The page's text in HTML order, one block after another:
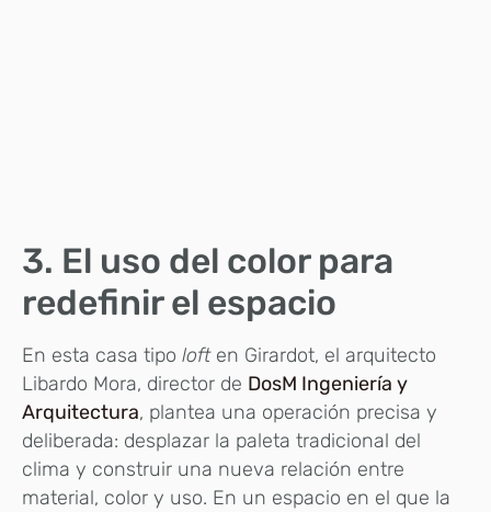
3. El uso del color para
redefinir el espacio
En esta casa tipo loften Girardot, el arquitecto
Libardo Mora, director de DosM Ingeniería y
Arquitectura, plantea una operación precisa y
deliberada: desplazar la paleta tradicional del
clima y construir una nueva relación entre
material, color y uso. En un espacio en el que la